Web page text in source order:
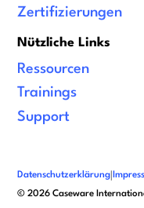
Zertifizierungen
Nützliche Links
Ressourcen
Trainings
Support
©2026 Caseware
Datenschutzerklärung |